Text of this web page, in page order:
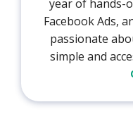
year of hands-
Facebook Ads,
passionate
simple and